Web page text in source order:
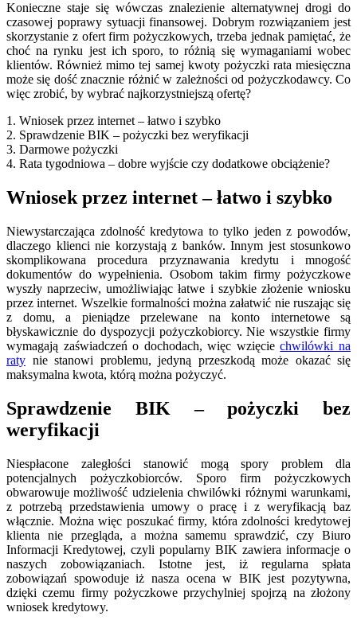
Konieczne staje się wówczas znalezienie alternatywnej drogi do
czasowej poprawy sytuacji finansowej. Dobrym rozwiązaniem jest
skorzystanie z ofert firm pożyczkowych, trzeba jednak pamiętać, że
choć na rynku jest ich sporo, to różnią się wymaganiami wobec
klientów. Również mimo tej samej kwoty pożyczki rata miesięczna
może się dość znacznie różnić w zależności od pożyczkodawcy. Co
więc zrobić, by wybrać najkorzystniejszą ofertę?
1. Wniosek przez internet – łatwo i szybko
2. Sprawdzenie BIK – pożyczki bez weryfikacji
3. Darmowe pożyczki
4. Rata tygodniowa – dobre wyjście czy dodatkowe obciążenie?
Wniosek przez internet – łatwo i szybko
Niewystarczająca zdolność kredytowa to tylko jeden z powodów,
dlaczego klienci nie korzystają z banków. Innym jest stosunkowo
skomplikowana procedura przyznawania kredytu i mnogość
dokumentów do wypełnienia. Osobom takim firmy pożyczkowe
wyszły naprzeciw, umożliwiając łatwe i szybkie złożenie wniosku
przez internet. Wszelkie formalności można załatwić nie ruszając się
z domu, a pieniądze przelewane na konto internetowe są
błyskawicznie do dyspozycji pożyczkobiorcy. Nie wszystkie firmy
wymagają zaświadczeń o dochodach, więc wzięciechwilówki na
raty nie stanowi problemu, jedyną przeszkodą może okazać się
maksymalna kwota, którą można pożyczyć.
Sprawdzenie BIK – pożyczki bez
weryfikacji
Niespłacone zaległości stanowić mogą spory problem dla
potencjalnych pożyczkobiorców. Sporo firm pożyczkowych
obwarowuje możliwość udzielenia chwilówki różnymi warunkami,
z potrzebą przedstawienia umowy o pracę i z weryfikacją baz
włącznie. Można więc poszukać firmy, która zdolności kredytowej
klienta nie przegląda, a można samemu sprawdzić, czy Biuro
Informacji Kredytowej, czyli popularny BIK zawiera informacje o
naszych zobowiązaniach. Istotne jest, iż regularna spłata
zobowiązań spowoduje iż nasza ocena w BIK jest pozytywna,
dzięki czemu firmy pożyczkowe przychylniej spojrzą na złożony
wniosek kredytowy.